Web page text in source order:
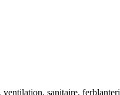
sanitaire,